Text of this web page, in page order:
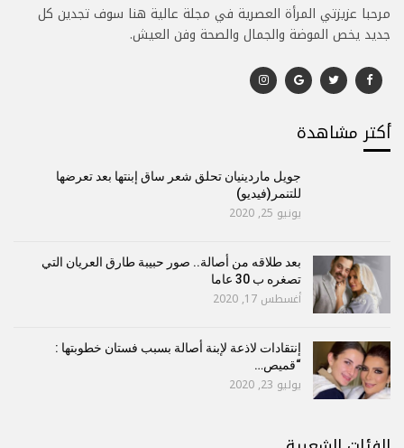
مرحبا عزيزتي المرأة العصرية في مجلة عالية هنا سوف تجدين كل
جديد يخص الموضة والجمال والصحة وفن العيش.
أكتر مشاهدة
جويل ماردينيان تحلق شعر ساق إبنتها بعد تعرضها
للتنمر(فيديو)
يونيو 25, 2020
بعد طلاقه من أصالة.. صور حبيبة طارق العريان التي
تصغره ب 30 عاما
أغسطس 17, 2020
إنتقادات لاذعة لإبنة أصالة بسبب فستان خطوبتها :
“قميص…
يوليو 23, 2020